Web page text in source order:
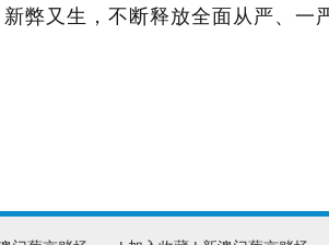
弊又生，不断释放全面从严、一